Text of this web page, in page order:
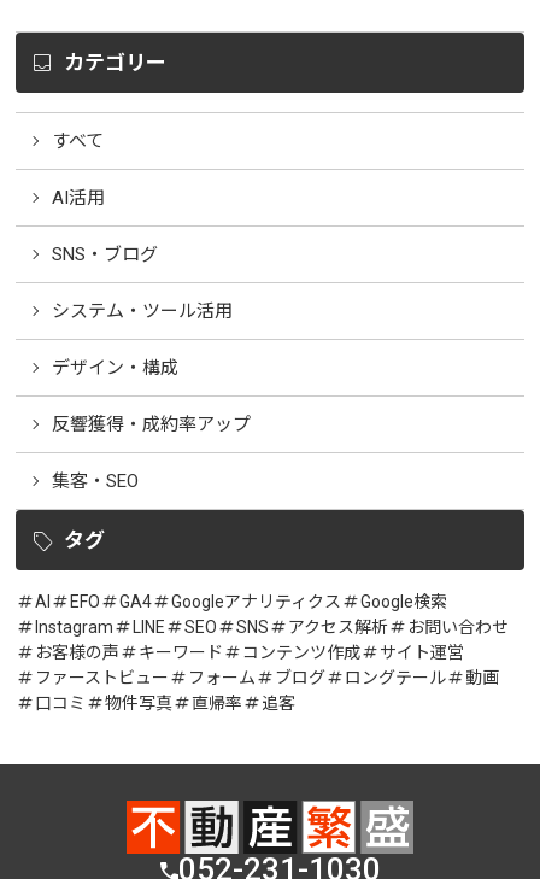
カテゴリー
すべて
AI活用
SNS・ブログ
システム・ツール活用
デザイン・構成
反響獲得・成約率アップ
集客・SEO
タグ
AI EFO GA4 Googleアナリティクス
Google検索
Instagram
LINE SEO SNS アクセス解析
お問い合わせ
お客様の声
キーワード コンテンツ作成
サイト運営
ファーストビュー
フォーム ブログ ロングテール
動画
口コミ
物件写真 直帰率 追客
052-231-1030